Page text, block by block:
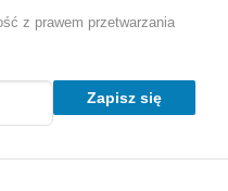
z prawem przetwarzania
Zapisz się